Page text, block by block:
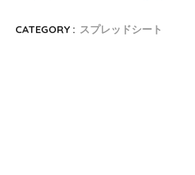
CATEGORY : スプレッドシート